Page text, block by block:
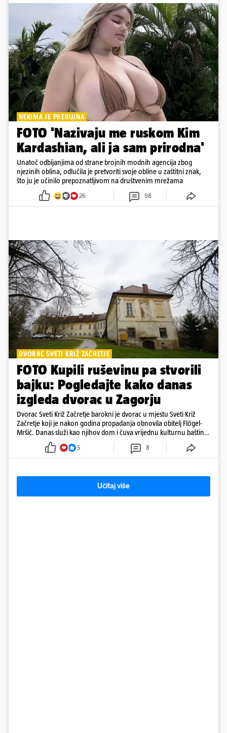
NEKIMA JE PREBUJNA
FOTO 'Nazivaju me ruskom Kim
Kardashian, ali ja sam prirodna'
Unatoč odbijanjima od strane brojnih modnih agencija zbog
njezinih oblina, odlučila je pretvoriti svoje obline u zaštitni znak,
što ju je učinilo prepoznatljivom na društvenim mrežama
26 98
DVORAC SVETI KRIŽ ZAČRETJE
FOTO Kupili ruševinu pa stvorili
bajku: Pogledajte kako danas
izgleda dvorac u Zagorju
Dvorac Sveti Križ Začretje barokni je dvorac u mjestu Sveti Križ
Začretje koji je nakon godina propadanja obnovila obitelj Flögel-
Mršić. Danas služi kao njihov dom i čuva vrijednu kulturnu baštinu
davno zaboravljenog vremena
5 8
Učitaj više